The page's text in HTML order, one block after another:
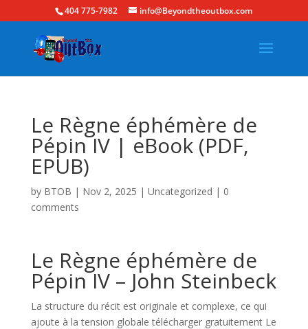
404 775-7982 info@Beyondtheoutbox.com
Le Règne éphémère de
Pépin IV | eBook (PDF,
EPUB)
by BTOB | Nov 2, 2025 | Uncategorized | 0
comments
Le Règne éphémère de
Pépin IV – John Steinbeck
La structure du récit est originale et complexe, ce qui
ajoute à la tension globale télécharger gratuitement Le